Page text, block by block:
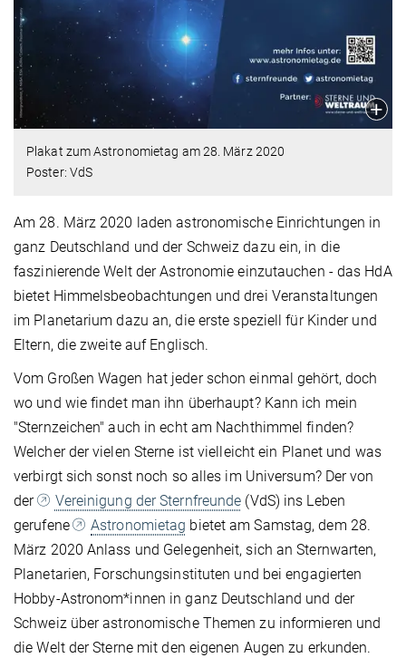
Plakat zum Astronomietag am 28. März 2020
Poster: VdS
Am 28. März 2020 laden astronomische Einrichtungen in
ganz Deutschland und der Schweiz dazu ein, in die
faszinierende Welt der Astronomie einzutauchen - das HdA
bietet Himmelsbeobachtungen und drei Veranstaltungen
im Planetarium dazu an, die erste speziell für Kinder und
Eltern, die zweite auf Englisch.
Vom Großen Wagen hat jeder schon einmal gehört, doch
wo und wie findet man ihn überhaupt? Kann ich mein
"Sternzeichen" auch in echt am Nachthimmel finden?
Welcher der vielen Sterne ist vielleicht ein Planet und was
verbirgt sich sonst noch so alles im Universum? Der von
der
Vereinigung der Sternfreunde (VdS) ins Leben
gerufene
Astronomietag bietet am Samstag, dem 28.
März 2020 Anlass und Gelegenheit, sich an Sternwarten,
Planetarien, Forschungsinstituten und bei engagierten
Hobby-Astronom*innen in ganz Deutschland und der
Schweiz über astronomische Themen zu informieren und
die Welt der Sterne mit den eigenen Augen zu erkunden.